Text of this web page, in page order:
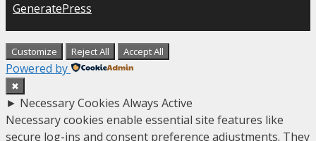
GeneratePress
Customize Reject All Accept All
Powered by
✖
► Necessary Cookies Always Active
Necessary cookies enable essential site features like
secure log-ins and consent preference adjustments. They